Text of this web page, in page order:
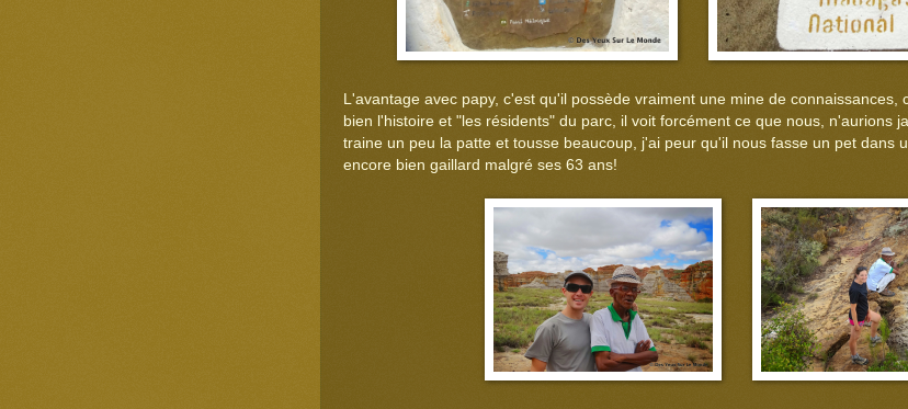
L'avantage avec papy, c'est qu'il possède vraiment une mine de
bien l'histoire et "les résidents" du parc, il voit forcément ce que nous, n'aurions
traine un peu la patte et tousse beaucoup, j'ai peur qu'il nous fasse un pet dans
encore bien gaillard malgré ses 63 ans!